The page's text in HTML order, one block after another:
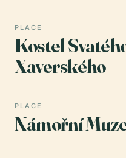
PLACE
Kostel
Xaverského
PLACE
Námořní